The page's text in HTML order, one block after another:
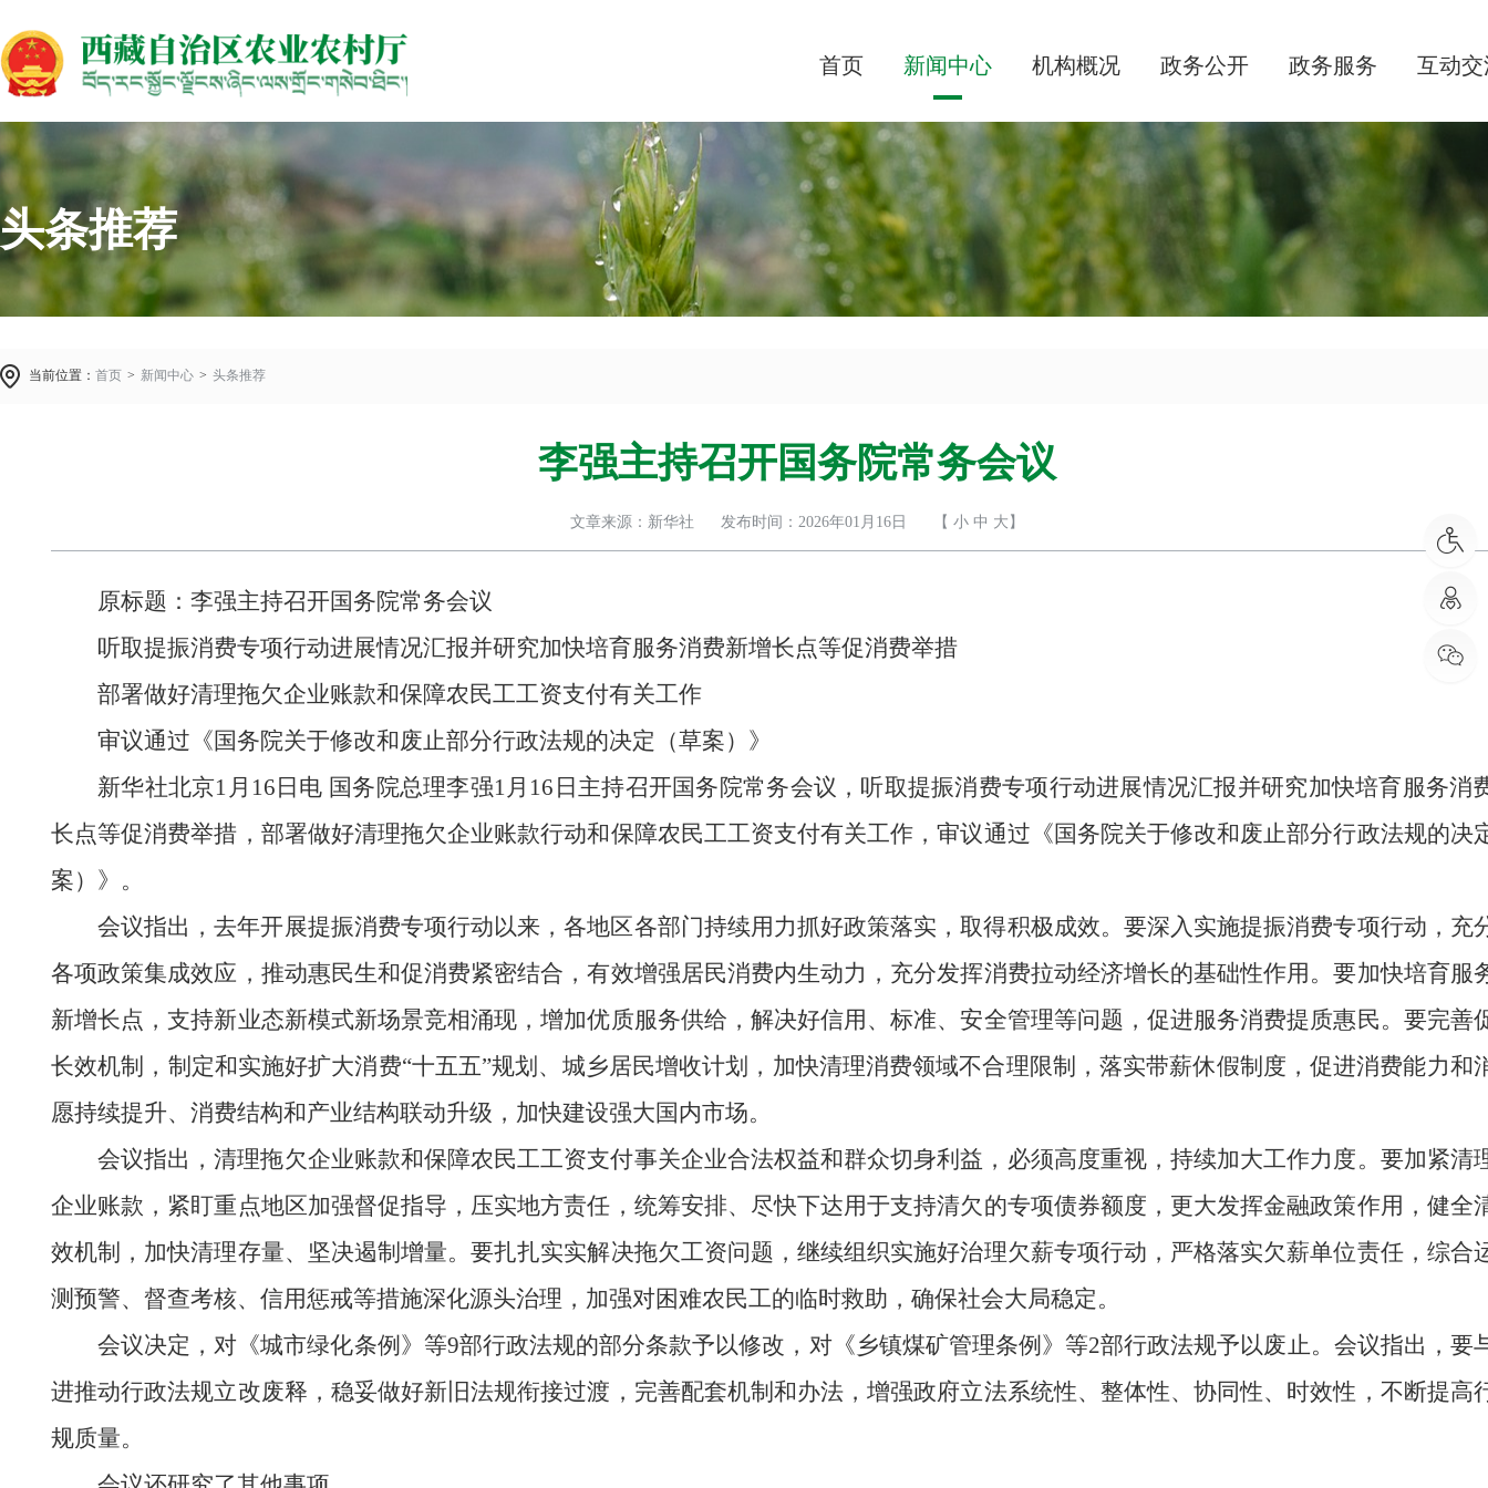
首页 新闻中心 机构概况 政务公开 政务服务 互动交
头条推荐
当前位置： 首页 > 新闻中心 > 头条推荐
李强主持召开国务院常务会议
文章来源：新华社 发布时间：2026年01月16日 【 小 中 大 】
原标题： 李强主持召开国务院常务会议
听取提振消费专项行动进展情况汇报并研究加快培育服务消费新增长点等促消费举措
部署做好清理拖欠企业账款和保障农民工工资支付有关工作
审议通过《国务院关于修改和废止部分行政法规的决定（草案）》
新华社北京1月16日电 国务院总理李强1月16日主持召开国务院常务会议，听取提振消费专项行动进展情况汇报并研究加快培育服务消
长点等促消费举措，部署做好清理拖欠企业账款行动和保障农民工工资支付有关工作，审议通过《国务院关于修改和废止部分行政法规的决
案）》。
会议指出，去年开展提振消费专项行动以来，各地区各部门持续用力抓好政策落实，取得积极成效。要深入实施提振消费专项行动，充
各项政策集成效应，推动惠民生和促消费紧密结合，有效增强居民消费内生动力，充分发挥消费拉动经济增长的基础性作用。要加快培育服
新增长点，支持新业态新模式新场景竞相涌现，增加优质服务供给，解决好信用、标准、安全管理等问题，促进服务消费提质惠民。要完善
长效机制，制定和实施好扩大消费“十五五”规划、城乡居民增收计划，加快清理消费领域不合理限制，落实带薪休假制度，促进消费能力和
愿持续提升、消费结构和产业结构联动升级，加快建设强大国内市场。
会议指出，清理拖欠企业账款和保障农民工工资支付事关企业合法权益和群众切身利益，必须高度重视，持续加大工作力度。要加紧清
企业账款，紧盯重点地区加强督促指导，压实地方责任，统筹安排、尽快下达用于支持清欠的专项债券额度，更大发挥金融政策作用，健全
效机制，加快清理存量、坚决遏制增量。要扎扎实实解决拖欠工资问题，继续组织实施好治理欠薪专项行动，严格落实欠薪单位责任，综合
测预警、督查考核、信用惩戒等措施深化源头治理，加强对困难农民工的临时救助，确保社会大局稳定。
会议决定，对《城市绿化条例》等9部行政法规的部分条款予以修改，对《乡镇煤矿管理条例》等2部行政法规予以废止。会议指出，要
进推动行政法规立改废释，稳妥做好新旧法规衔接过渡，完善配套机制和办法，增强政府立法系统性、整体性、协同性、时效性，不断提高
规质量。